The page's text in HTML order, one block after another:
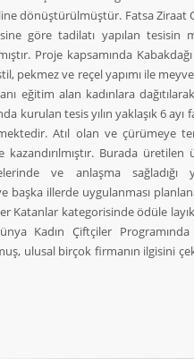
dönüştürülmüştür. Fatsa Ziraat
göre tadilatı yapılan tesisin
Proje kapsamında
pekmez ve reçel yapımı ile
eğitim alan kadınlara
kurulan tesis yılın yaklaşık 6
Atıl olan ve çürümeye
Burada üretilen
ve anlaşma sağladığı
başka illerde uygulanması
Katanlar kategorisinde ödüle
Kadın Çiftçiler
ulusal birçok firmanın ilgisini